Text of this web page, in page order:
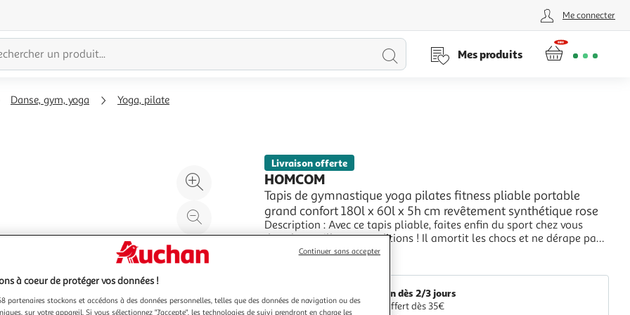
Me connecter
Lancer
Mes produits
Danse, gym, yoga Yoga, pilate
Agrandir
l'illustration
200%
l'illustration
à
100
Partager
le
Livraison offerte
HOMCOM
Tapis de gymnastique yoga pilates fitness pliable portable
grand confort 180l x 60l x 5h cm revêtement synthétique rose
Description : Avec ce tapis pliable, faites enfin du sport chez vous
dans les meilleures conditions ! Il amortit les chocs et ne dérape pas
sur le sol. De plus, il se plie en 2 et se transporte très facilement
En savoir +
Livraison dès 2/3 jours
Retrait offert dès 35€
à coeur de protéger vos données !
partenaires stockons et accédons à des données personnelles, telles que des données de navigation ou des
sur votre appareil. Si vous sélectionnez "J'accepte", les technologies de suivi prendront en charge les
Continuer sans accepter